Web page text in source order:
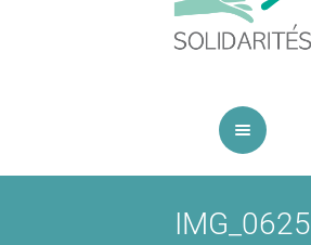
IMG_0625